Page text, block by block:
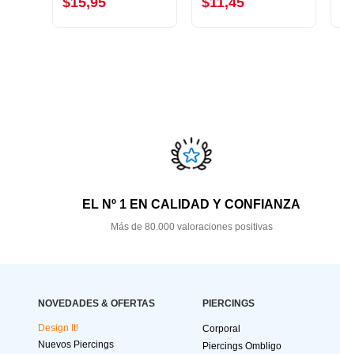
EL Nº 1 EN CALIDAD Y CONFIANZA
Más de 80.000 valoraciones positivas
NOVEDADES & OFERTAS
Design It!
Nuevos Piercings
PIERCINGS
Corporal
Piercings Ombligo